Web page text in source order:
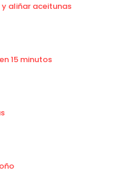
aliñar aceitunas
15 minutos